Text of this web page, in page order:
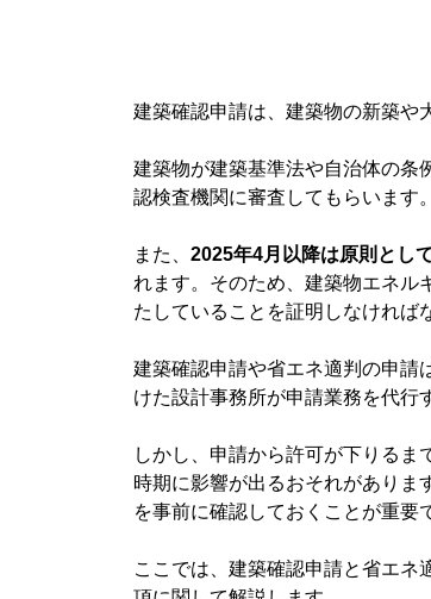
建築確認申請は、建築物の新築や
建築物が建築基準法や自治体の条
認検査機関に審査してもらいます。
また、 2025年4月以降は原則とし
れます。そのため、建築物エネル
たしていることを証明しなければ
建築確認申請や省エネ適判の申請
けた設計事務所が申請業務を代行
しかし、申請から許可が下りる
時期に影響が出るおそれがありま
を事前に確認しておくことが重要
ここでは、建築確認申請と省エネ